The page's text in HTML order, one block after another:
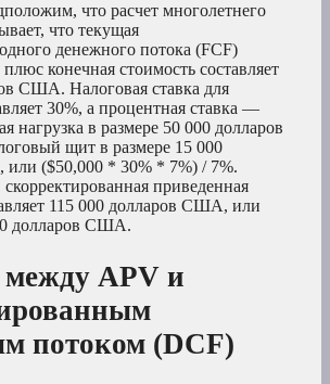
что расчет многолетнего
что текущая
денежного потока (FCF)
конечная стоимость составляет
США. Налоговая ставка для
30%, а процентная ставка —
нагрузка в размере 50 000 долларов
щит в размере 15 000
($50,000 * 30% * 7%) / 7%.
приведенная
115 000 долларов США, или
долларов США.
между APV и
потоком (DCF)